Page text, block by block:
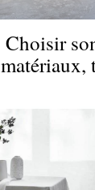
Choisir
matériaux,